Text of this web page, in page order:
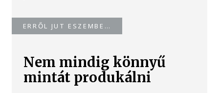
ERRŐL JUT ESZEMBE…
Nem mindig könnyű
mintát produkálni